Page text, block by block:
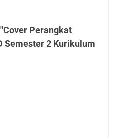
Perangkat
Semester 2 Kurikulum